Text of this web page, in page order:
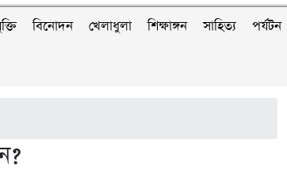
বিনোদন খেলাধুলা শিক্ষাঙ্গন সাহিত্য পর্যটন